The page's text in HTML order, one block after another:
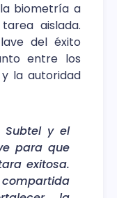
biometría a
aislada.
del éxito
entre los
la autoridad
Subtel y el
para que
exitosa.